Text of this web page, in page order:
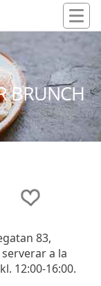
BRUNCH
83,
a la
12:00-16:00.